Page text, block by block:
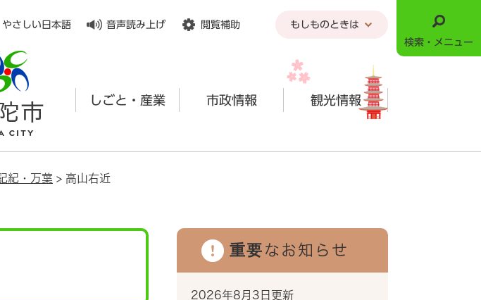
やさしい日本語 音声読み上げ 閲覧補助 もしものときは
しごと・産業 市政情報 観光情報
検索・メニュー
紀・万葉 > 高山右近
重要なお知らせ
2026年8月3日更新